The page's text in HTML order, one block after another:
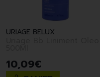
URIAGE BELUX
10,09€